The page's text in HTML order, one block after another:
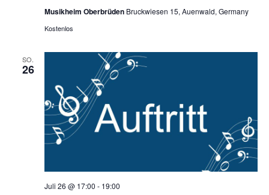
Musikheim Oberbrüden Bruckwiesen 15, Auenwald, Germany
Kostenlos
SO.
26
Juli 26 @ 17:00 - 19:00